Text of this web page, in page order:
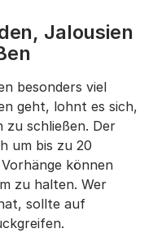
Jalousien
besonders viel
geht, lohnt es sich,
zu schließen. Der
um bis zu 20
können
zu halten. Wer
sollte auf